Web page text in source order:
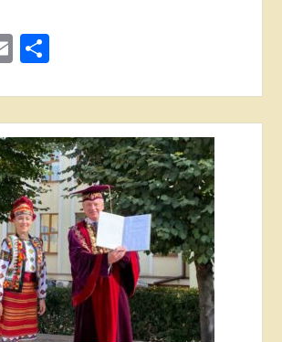
EmailПоділитися